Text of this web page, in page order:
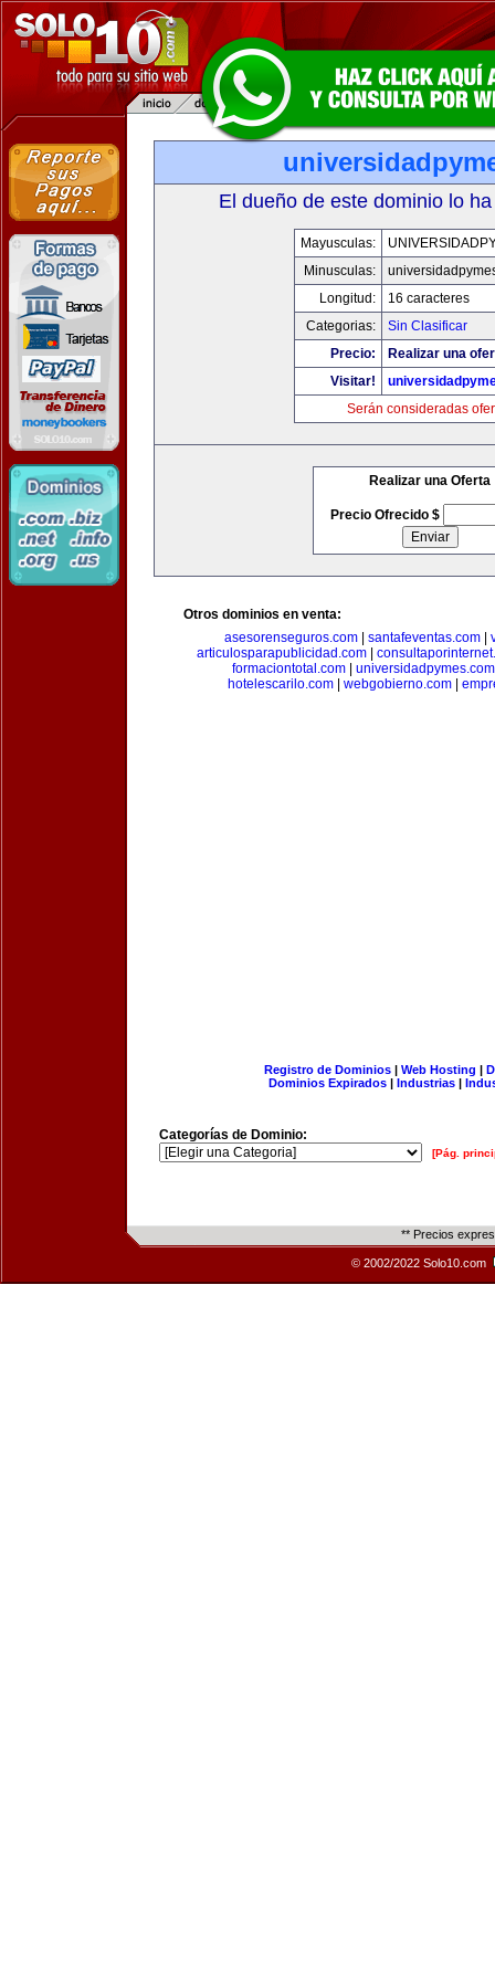
El dueño de este dominio lo
Mayusculas:
Minusculas:
Longitud:
16 caracteres
Categorias:
Sin Clasificar
Precio:
Realizar una
Visitar!
Serán consideradas
Realizar una Oferta
Precio Ofrecido $
Otros dominios en venta:
asesorenseguros.com
santafeventas.com
articulosparapublicidad.com|
formaciontotal.com
universidadpymes.com
hotelescarilo.com
webgobierno.com
Registro de Dominios| Web Hosting |
Dominios Expirados | Industrias |
Categorías de Dominio:
[Pág.
** Precios
© 2002/2022 Solo10.com